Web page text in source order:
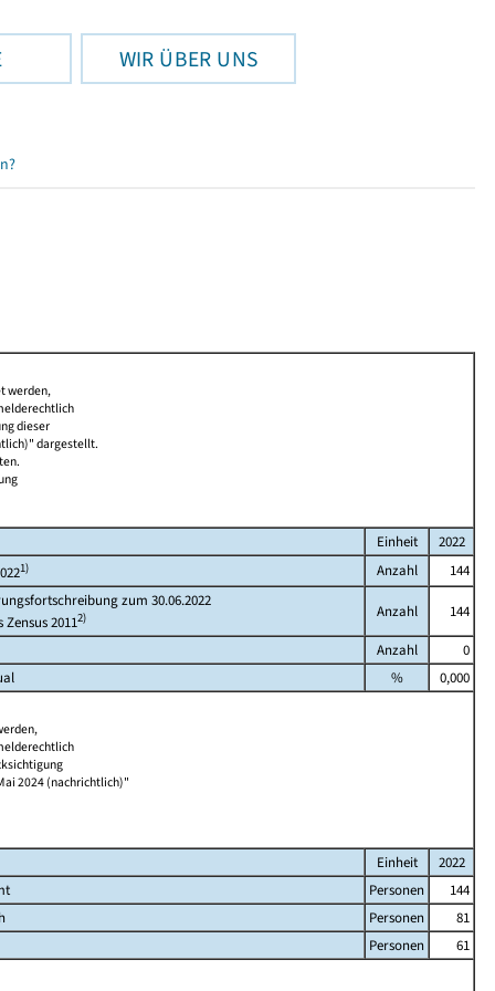
WIR ÜBER UNS
werden,
dieser
dargestellt.
Einheit
2022
1) Anzahl
144
zum 30.06.2022
Zensus 20112) Anzahl 144
Anzahl
0
% 0,000
2024 (nachrichtlich)"
Einheit
2022
Personen
144
Personen
81
Personen
61